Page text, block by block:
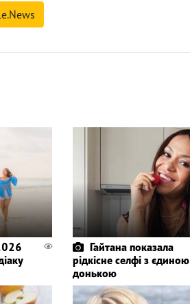
Гайтана показала
рідкісне селфі з єдиною
донькою